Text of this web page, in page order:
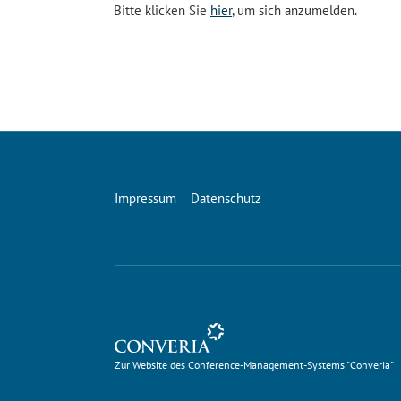
Bitte klicken Sie hier, um sich anzumelden.
Impressum Datenschutz
Zur Website des Conference-Management-Systems
Zur Website des Conference-Management-Systems "Converia"